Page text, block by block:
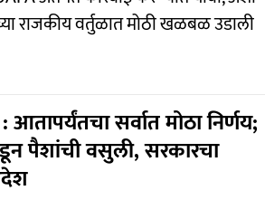
राजकीय वर्तुळात मोठी खळबळ उडाली
सर्वात मोठा निर्णय;
पैशांची वसुली, सरकारचा